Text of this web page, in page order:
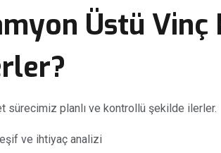
Üstü Vinç
sürecimiz planlı ve kontrollü şekilde ilerler.
ve ihtiyaç analizi